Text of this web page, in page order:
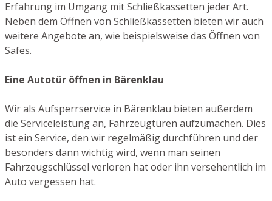
Erfahrung im Umgang mit Schließkassetten jeder Art.
Neben dem Öffnen von Schließkassetten bieten wir auch
weitere Angebote an, wie beispielsweise das Öffnen von
Safes.
Eine Autotür öffnen in Bärenklau
Wir als Aufsperrservice in Bärenklau bieten außerdem
die Serviceleistung an, Fahrzeugtüren aufzumachen. Dies
ist ein Service, den wir regelmäßig durchführen und der
besonders dann wichtig wird, wenn man seinen
Fahrzeugschlüssel verloren hat oder ihn versehentlich im
Auto vergessen hat.